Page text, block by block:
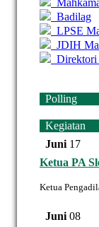
Badilag
LPSE
JDIH
Direktori
Polling
Kegiatan
Juni 17
Ketua PA
Ketua
Juni 08